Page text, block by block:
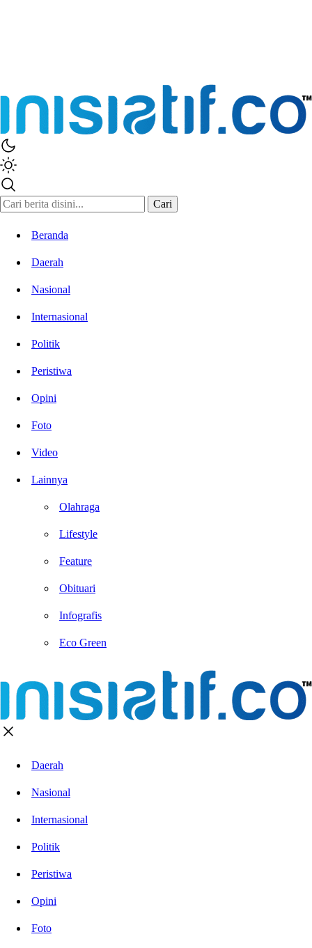
Cari
Beranda
Daerah
Nasional
Internasional
Politik
Peristiwa
Opini
Foto
Video
Lainnya
Olahraga
Lifestyle
Feature
Obituari
Infografis
Eco Green
Daerah
Nasional
Internasional
Politik
Peristiwa
Opini
Foto